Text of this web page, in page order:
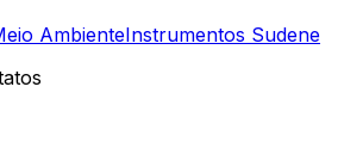
AmbienteInstrumentos Sudene